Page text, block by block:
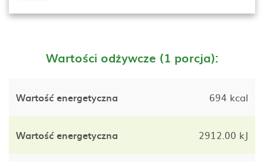
Wartości odżywcze (1 porcja):
Wartość energetyczna 694 kcal
Wartość energetyczna 2912.00 kJ